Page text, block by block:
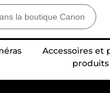
Accessoires et
produits